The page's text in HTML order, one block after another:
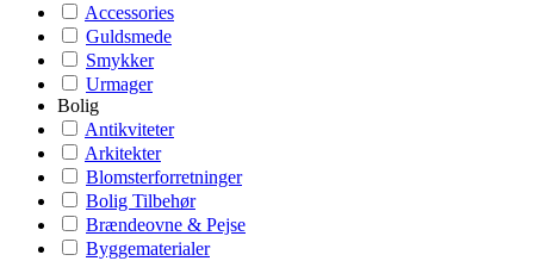
Accessories
Guldsmede
Smykker
Urmager
Bolig
Antikviteter
Arkitekter
Blomsterforretninger
Bolig Tilbehør
Brændeovne & Pejse
Byggematerialer